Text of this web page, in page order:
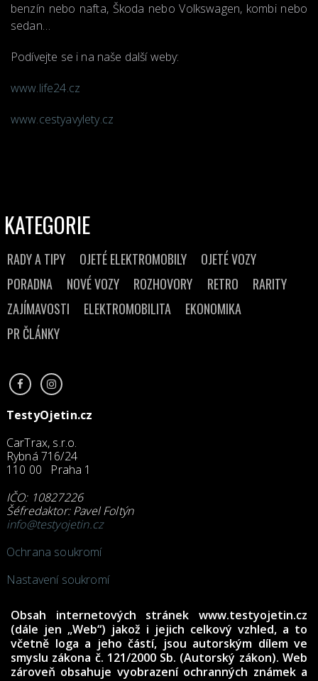
benzín nebo nafta, Škoda nebo Volkswagen, kombi nebo
sedan…
Podívejte se i na naše další weby:
www.life24.cz
www.cestyavylety.cz
KATEGORIE
RADY A TIPY OJETÉ ELEKTROMOBILY
OJETÉ VOZY
PORADNA
NOVÉ VOZY ROZHOVORY RETRO
RARITY
ZAJÍMAVOSTI
ELEKTROMOBILITA
EKONOMIKA
PR ČLÁNKY
TestyOjetin.cz
CarTrax, s.r.o.
Rybná 716/24
110 00 Praha 1
IČO: 10827226
Šéfredaktor: Pavel Foltýn
info@testyojetin.cz
Ochrana soukromí
Nastavení soukromí
Obsah internetových stránek www.testyojetin.cz
(dále jen „Web“) jakož i jejich celkový vzhled, a to
včetně loga a jeho částí, jsou autorským dílem ve
smyslu zákona č. 121/2000 Sb. (Autorský zákon). Web
zároveň obsahuje vyobrazení ochranných známek a